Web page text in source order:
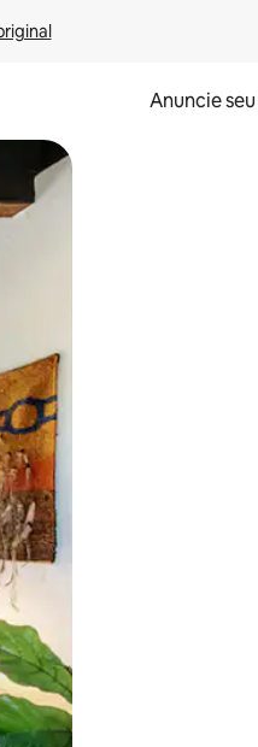
Anuncie
o dedo na tela.